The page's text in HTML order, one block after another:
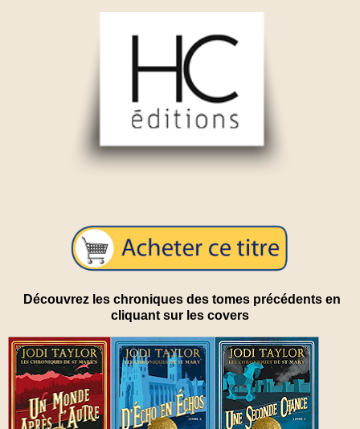
Découvrez les chroniques des tomes précédents en
cliquant sur les covers